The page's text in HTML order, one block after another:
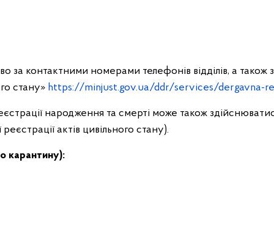
контактними номерами телефонів відділів, а
стану» https://minjust.gov.ua/ddr/services/dergavna-
народження та смерті може також
актів цивільного стану).
карантину):